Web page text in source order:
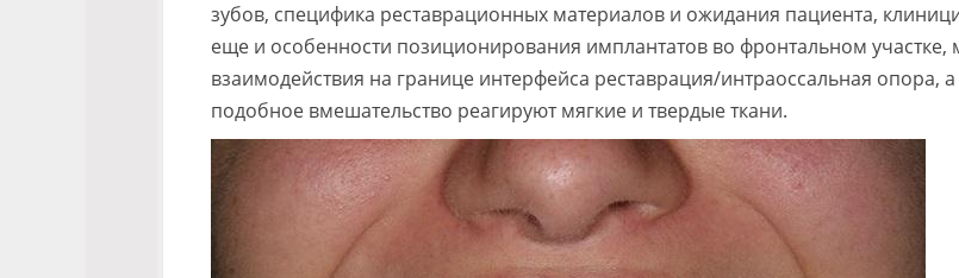
зубов, специфика реставрационных материалов и ожидания пациента,
еще и особенности позиционирования имплантатов во фронтальном участке,
взаимодействия на границе интерфейса реставрация/интраоссальная опора, а
подобное вмешательство реагируют мягкие и твердые ткани.